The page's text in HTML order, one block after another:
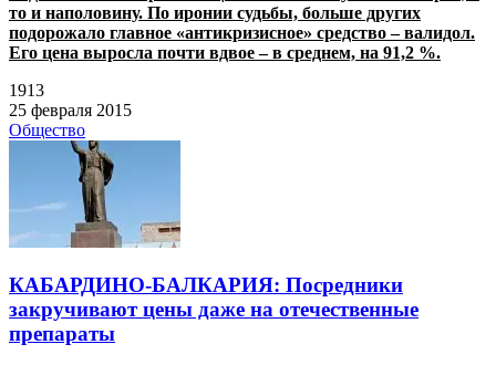
то и наполовину. По иронии судьбы, больше других
подорожало главное «антикризисное» средство – валидол.
Его цена выросла почти вдвое – в среднем, на 91,2 %.
1913
25 февраля 2015
Общество
КАБАРДИНО-БАЛКАРИЯ: Посредники
закручивают цены даже на отечественные
препараты